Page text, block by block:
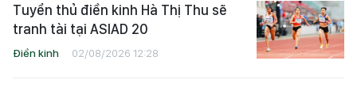
Tuyển thủ điền kinh Hà Thị Thu sẽ
tranh tài tại ASIAD 20
Điền kinh 02/08/2026 12:28